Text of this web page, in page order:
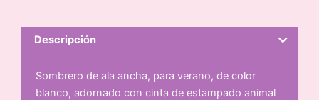
Descripción
Sombrero de ala ancha, para verano, de color
blanco, adornado con cinta de estampado animal